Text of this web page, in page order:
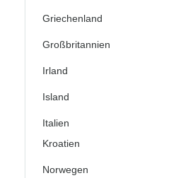
Griechenland
Großbritannien
Irland
Island
Italien
Kroatien
Norwegen